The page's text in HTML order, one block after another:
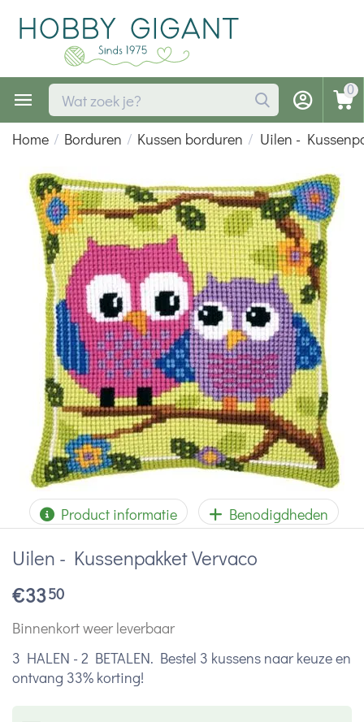
0
Home / Borduren / Kussen borduren / Uilen -
Product informatie Benodigdheden
Uilen - Kussenpakket Vervaco
€3350
Binnenkort weer leverbaar
3 HALEN - 2 BETALEN. Bestel 3 kussens naar keuze en
ontvang 33% korting!